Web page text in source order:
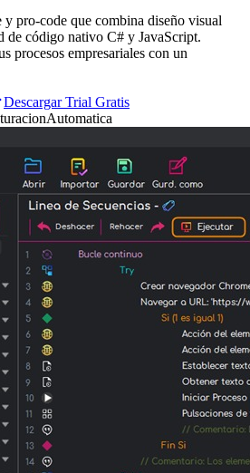
pro-code que combina diseño visual
código nativo C# y JavaScript.
procesos empresariales con un
Descargar Trial Gratis